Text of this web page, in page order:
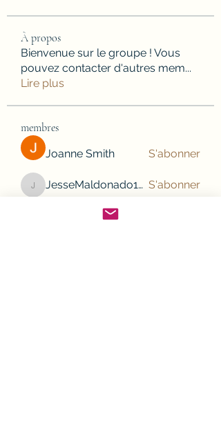
À propos
Bienvenue sur le groupe ! Vous
pouvez contacter d'autres mem...
Lire plus
membres
Joanne Smith S'abonner
JesseMaldonado1969116 JesseMaldonado1969116 S'abonner
Gamov Odas